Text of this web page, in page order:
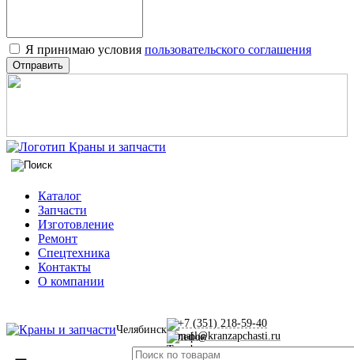
Я принимаю условия пользовательского соглашения
Отправить
Каталог
Запчасти
Изготовление
Ремонт
Спецтехника
Контакты
О компании
Челябинск
+7 (351) 218-59-40
mail@kranzapchasti.ru